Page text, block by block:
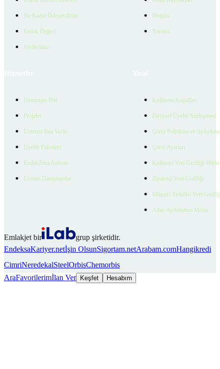
Ne Kadar Ödeyebilirim
Emlak Değeri
Verilerimiz
İletişim
Yardım
Danışman Bul
Projeler
Ücretsiz İlan Verin
Üyelik Paketleri
EmlakZeka Asistan
Uzman Danışmanlar
Kullanım Koşulları
Bireysel Üyelik Sözleşmesi
Çerez Politikası ve
Çerez Ayarları
Kullanıcı Veri Gizliliği
Ziyaretçi Veri Gizliliği
Müşteri Yetkilisi Veri
Aday Aydınlatma Metni
Emlakjet bir
grup şirketidir.
EndeksaKariyer.netİşin OlsunSigortam.netArabam.comHangikredi
CimriNeredekalSteelOrbisChemorbis
AraFavorilerimİlan Ver Keşfet Hesabım